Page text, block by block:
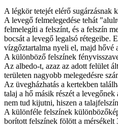
A légkör tetejét elérő sugárzásnak
A levegő felmelegedése tehát
felmelegíti a felszínt, és a felszín
bocsát a levegő legalsó rétegeibe.
vízgőztartalma nyeli el, majd hővé
A különböző felszínek
Az albedo-t, azaz az adott felület
területen nagyobb melegedésre
Az üvegházhatás a kertekben
talaj a hő másik részét a
nem tud kijutni, hiszen a
A különféle felszínek
borított felszínek fölött a mérsékelt